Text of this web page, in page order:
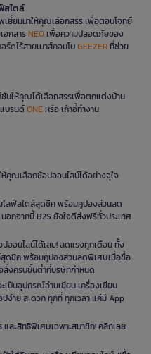
สไตล์
ยี่ยมมาให้คุณเลือกสรร เพื่อตอบโจทย์
อกสารNEO เพื่อความปลอดภัยของ
ร์ดไร้สายเมาส์คอมโบGEEZERที่ช่วย
นให้คุณได้เลือกสรรเพื่อตกแต่งบ้าน
แบรนด์ONE หรือ เก้าอี้ทำงาน
คุณเลือกช้อปออนไลน์ได้อย่างจุใจ
ไลฟ์สไตล์สุดชิค พร้อมคูปองส่วนลด
อกจากนี้ B2S ยังใจดีส่งฟรีทั่วประเทศ
ออนไลน์ได้เลย! ลดแรงทุกเดือน ทั้ง
สุดชิค พร้อมคูปองส่วนลดพิเศษเมื่อซื้อ
สั่งครบขั้นต่ำที่บริษัทกำหนด
เป็นอุปกรณ์อ่านเขียน เครื่องเขียน
ง่าย สะดวก ทุกที่ ทุกเวลา แค่มี App
และสิทธิพิเศษเฉพาะสมาชิก! คลิกเลย